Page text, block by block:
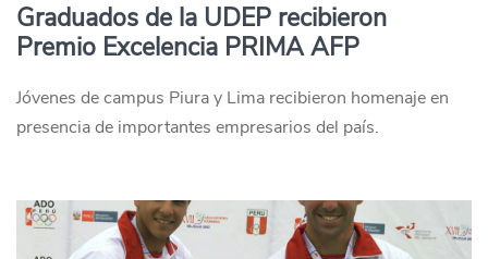
Graduados de la UDEP recibieron
Premio Excelencia PRIMA AFP
Jóvenes de campus Piura y Lima recibieron homenaje en
presencia de importantes empresarios del país.